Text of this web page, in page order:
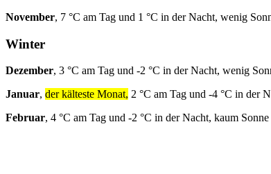
November, 7 °C am Tag und 1 °C in der Nacht, wenig
Winter
Dezember, 3 °C am Tag und -2 °C in der Nacht, wenig
Januar, der kälteste Monat, 2 °C am Tag und -4 °C in der
Februar, 4 °C am Tag und -2 °C in der Nacht, kaum